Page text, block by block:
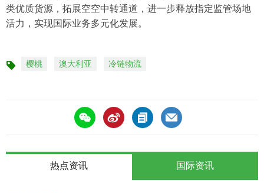
类优质货源，拓展空空中转通道，进一步释放指定监管场地
活力，实现国际业务多元化发展。
标 樱桃 澳大利亚 冷链物流
热点资讯 国际资讯